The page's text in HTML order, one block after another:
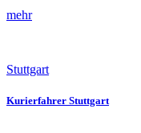
mehr
Stuttgart
Kurierfahrer Stuttgart